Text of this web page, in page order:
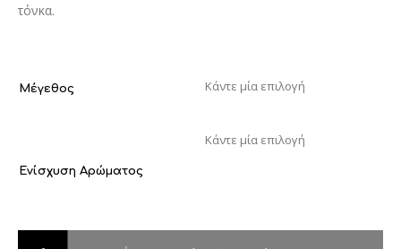
τόνκα.
Μέγεθος
Ενίσχυση Αρώματος